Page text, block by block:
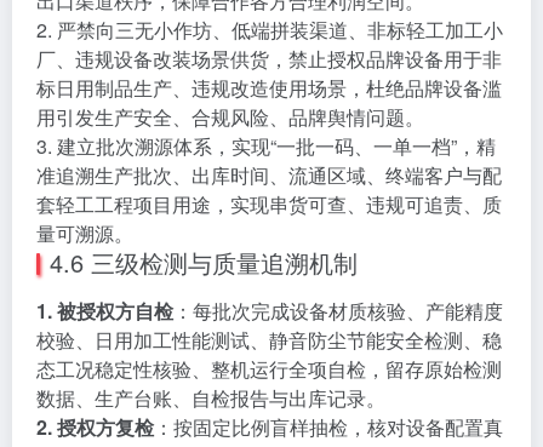
2. 严禁向三无小作坊、低端拼装渠道、非标轻工加工小
厂、违规设备改装场景供货，禁止授权品牌设备用于非
标日用制品生产、违规改造使用场景，杜绝品牌设备滥
用引发生产安全、合规风险、品牌舆情问题。
3. 建立批次溯源体系，实现“一批一码、一单一档”，精
准追溯生产批次、出库时间、流通区域、终端客户与配
套轻工工程项目用途，实现串货可查、违规可追责、质
量可溯源。
4.6 三级检测与质量追溯机制
1. 被授权方自检：每批次完成设备材质核验、产能精度
校验、日用加工性能测试、静音防尘节能安全检测、稳
态工况稳定性核验、整机运行全项自检，留存原始检测
数据、生产台账、自检报告与出库记录。
2. 授权方复检：按固定比例盲样抽检，核对设备配置真